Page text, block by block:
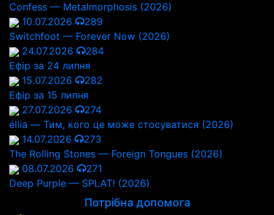
Confess — Metalmorphosis (2026)
10.07.2026
289
Switchfoot — Forever Now (2026)
24.07.2026
284
Ефір за 24 липня
15.07.2026
282
Ефір за 15 липня
27.07.2026
274
éllia — Тим, кого це може стосуватися (2026)
14.07.2026
273
The Rolling Stones — Foreign Tongues (2026)
08.07.2026
271
Deep Purple — SPLAT! (2026)
Потрібна допомога